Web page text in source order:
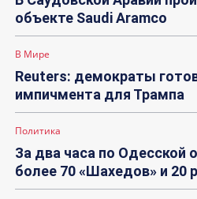
объекте Saudi Aramco
В Мире
Reuters: демократы
импичмента для Трампа
Политика
За два часа по Одесской
более 70 «Шахедов» и 20